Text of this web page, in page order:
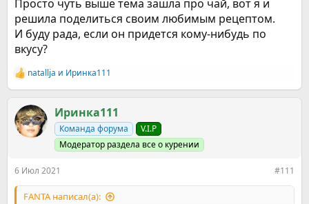
Просто чуть выше тема зашла про чай, вот я и
решила поделиться своим любимым рецептом.
И буду рада, если он придется кому-нибудь по
вкусу?
Р
е
к
ц
и
natallja и Иринка111
Иринка111
Команда форума
V.I.P
Модератор раздела все о курении
6 Июл 2021 #111
FANTA написал(а):